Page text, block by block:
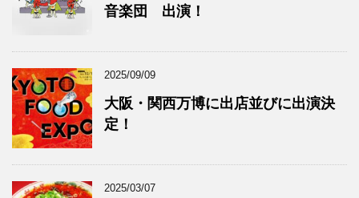
音楽団 出演！
2025/09/09
大阪・関西万博に出店並びに出演決
定！
2025/03/07